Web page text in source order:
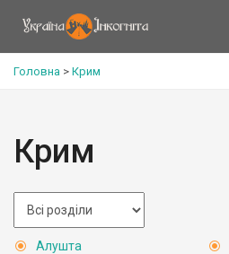
Головна > Крим
Крим
Алушта